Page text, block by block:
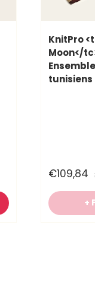
KnitPro
Moon</
tunisiens
€109,84
+